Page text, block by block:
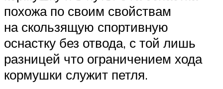
похожа по своим свойствам
на скользящую спортивную
оснастку без отвода, с той лишь
разницей что ограничением хода
кормушки служит петля.